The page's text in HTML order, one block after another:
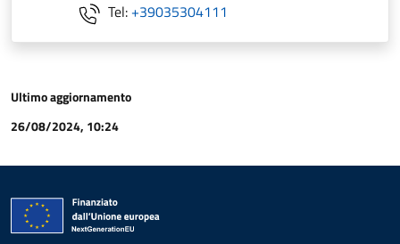
Tel: +39035304111
Ultimo aggiornamento
26/08/2024, 10:24